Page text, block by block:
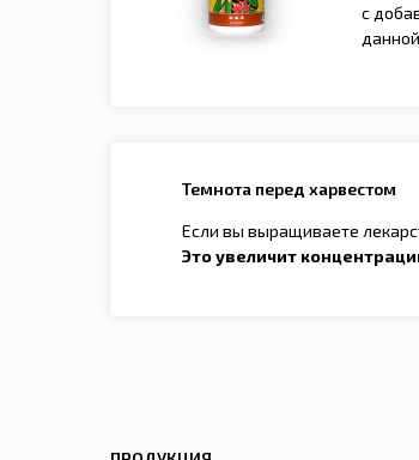
c
Темнота перед харвестом
Если вы выращиваете
Это увеличит